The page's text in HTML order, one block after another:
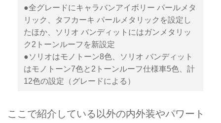
●全グレードにキャラバンアイボリー パールメタ
リック、タフカーキ パールメタリックを設定し
たほか、ソリオ バンディットにはガンメタリッ
ク2トーンルーフを新設定
●ソリオはモノトーン8色、ソリオ バンディット
はモノトーン7色と2トーンルーフ仕様車5色、計
12色の設定（グレードによる）
ここで紹介している以外の内外装やパワート